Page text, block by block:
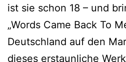
ist sie schon 18 – und
„Words Came Back To
Deutschland auf den
dieses erstaunliche